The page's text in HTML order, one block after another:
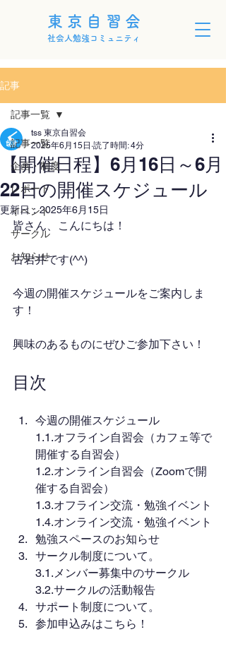
東京自習会
社会人勉強コミュニティ
記事
記事一覧
企画・制度
レポート
イベント
サークル
お知らせ
記事一覧
【開催日程】6月16日～6月
22日の開催スケジュール
tss 東京自習会
2025年6月15日 読了時間: 4分
更新日：2025年6月15日
皆さん、こんにちは！
古岩井です(^^)
今週の開催スケジュールをご案内しま
す！
興味のあるものにぜひご参加下さい！
目次
今週の開催スケジュール
1.1.オフライン自習会（カフェ等で
開催する自習会）
1.2.オンライン自習会（Zoomで開
催する自習会）
1.3.オフライン交流・勉強イベント
1.4.オンライン交流・勉強イベント
勉強スペースのお知らせ
サークル制度について。
3.1.メンバー募集中のサークル
3.2.サークルの活動報告
サポート制度について。
参加申込みはこちら！